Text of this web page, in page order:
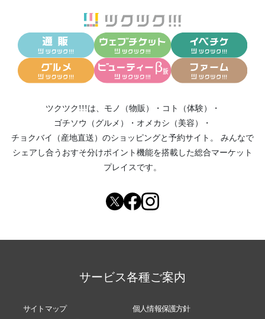
ツクツク!!!は、 モノ（物販） ・ コト（体験）
・
ゴチソウ（グルメ）
・ オメカシ（美容）
・
チョクバイ（産地直送） のショッピングと予約サイト。
みんなで
シェアし合う おすそ分けポイント機能を搭載した総合マーケット
プレイスです。
サービス各種ご案内
サイトマップ
個人情報保護方針